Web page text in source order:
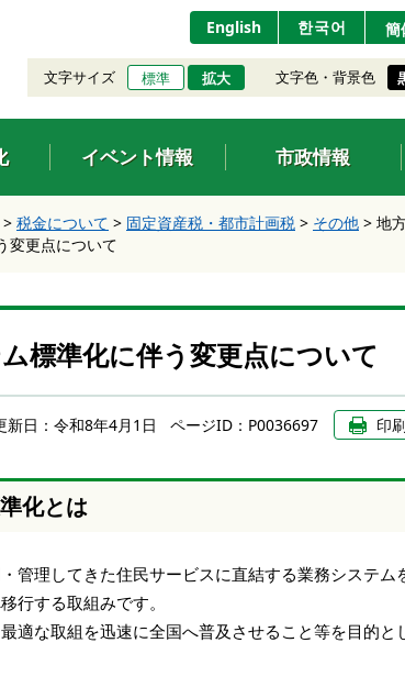
English 한국어 簡
文字サイズ 標準 拡大 文字色・背景色
イベント情報 市政情報
> 税金について > 固定資産税・都市計画税 > その他 > 地
変更点について
標準化に伴う変更点について
新日： 令和8年4月1日 ページID：P0036697 印
化とは
管理してきた住民サービスに直結する業務システム
行する取組みです。
適な取組を迅速に全国へ普及させること等を目的と